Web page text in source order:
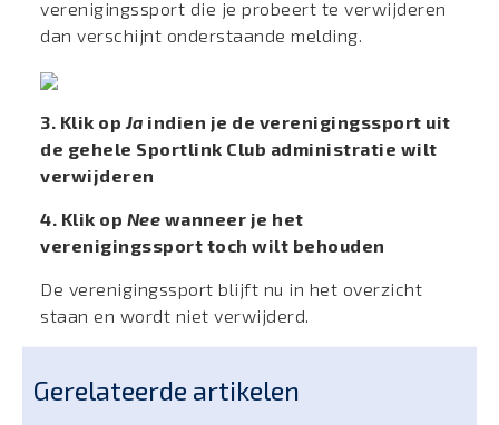
verenigingssport die je probeert te verwijderen
dan verschijnt onderstaande melding.
3. Klik op Ja indien je de verenigingssport uit
de gehele Sportlink Club administratie wilt
verwijderen
4. Klik op Nee wanneer je het
verenigingssport toch wilt behouden
De verenigingssport blijft nu in het overzicht
staan en wordt niet verwijderd.
Gerelateerde artikelen